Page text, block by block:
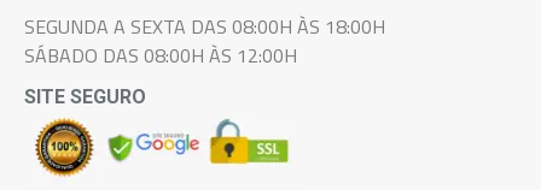
SEGUNDA A SEXTA DAS 08:00H ÀS 18:00H
SÁBADO DAS 08:00H ÀS 12:00H
SITE SEGURO